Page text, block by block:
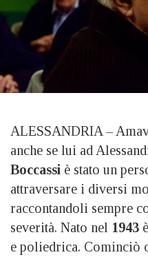
ALESSANDRIA –
anche se lui ad
Boccassi è stato un
attraversare i diversi
raccontandoli sempre
severità. Nato nel 1943
e poliedrica. Cominciò